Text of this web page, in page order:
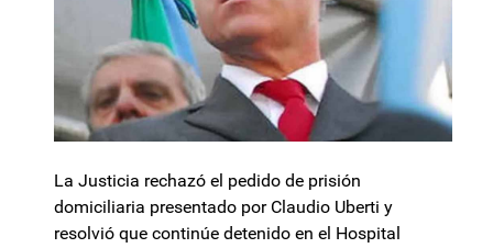
La Justicia rechazó el pedido de prisión
domiciliaria presentado por Claudio Uberti y
resolvió que continúe detenido en el Hospital